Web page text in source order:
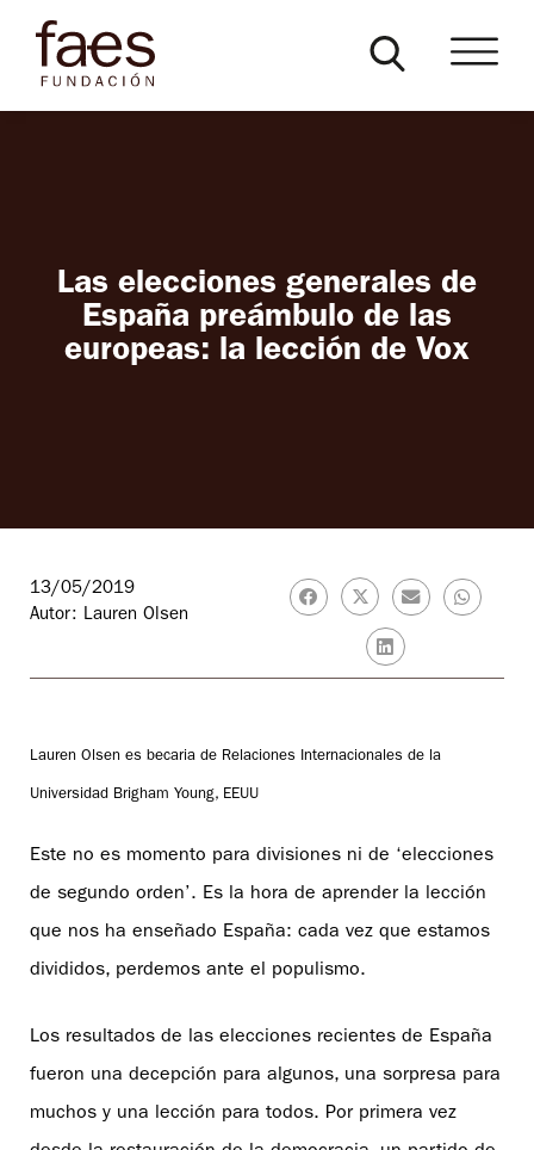
Las elecciones generales de
España preámbulo de las
europeas: la lección de Vox
13/05/2019
Autor: Lauren Olsen
Lauren Olsen es becaria de Relaciones Internacionales de la
Universidad Brigham Young, EEUU
Este no es momento para divisiones ni de ‘elecciones
de segundo orden’. Es la hora de aprender la lección
que nos ha enseñado España: cada vez que estamos
divididos, perdemos ante el populismo.
Los resultados de las elecciones recientes de España
fueron una decepción para algunos, una sorpresa para
muchos y una lección para todos. Por primera vez